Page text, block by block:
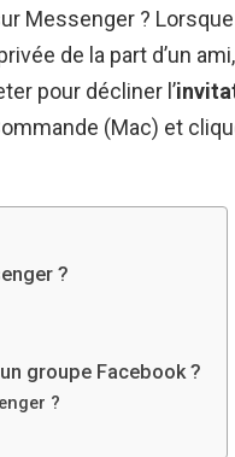
Messenger ?
de la part d’un
pour décliner l’
(Mac) et
?
groupe Facebook ?
?